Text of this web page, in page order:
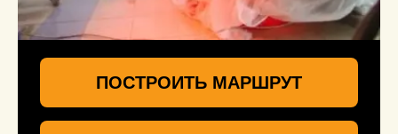
ПОСТРОИТЬ МАРШРУТ